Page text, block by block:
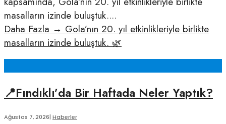
masalların izinde buluştuk....
Daha Fazla → Gola’nın 20. yıl etkinlikleriyle birlikte
masalların izinde buluştuk. 🌿
📍Fındıklı’da Bir Haftada Neler Yaptık?
Ağustos 7, 2026| Haberler